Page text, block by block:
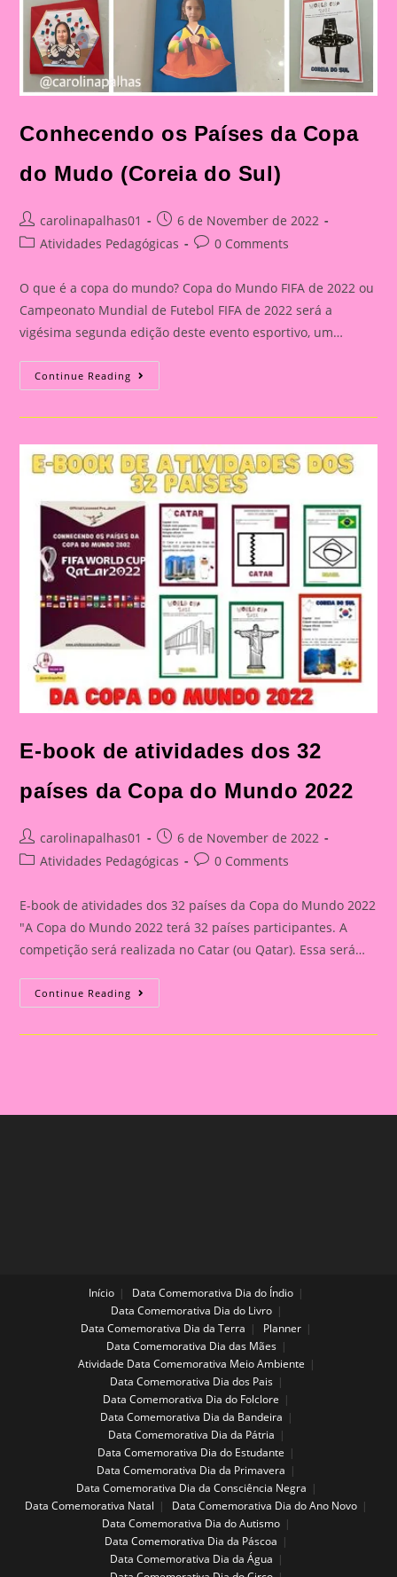
Conhecendo os Países da Copa
do Mudo (Coreia do Sul)
Post
author:
carolinapalhas01
Post
published:
6 de November de 2022
PostAtividades Pedagógicas
Post0 Comments
O que é a copa do mundo? Copa do Mundo FIFA de 2022 ou
Campeonato Mundial de Futebol FIFA de 2022 será a
vigésima segunda edição deste evento esportivo, um…
Continue Reading Conhecendo
Os
Da
Mudo
(Coreia
Do
Sul)
E-book de atividades dos 32
países da Copa do Mundo 2022
Post
author:
carolinapalhas01
Post
published:
6 de November de 2022
PostAtividades Pedagógicas
Post0 Comments
E-book de atividades dos 32 países da Copa do Mundo 2022
"A Copa do Mundo 2022 terá 32 países participantes. A
competição será realizada no Catar (ou Qatar). Essa será…
Continue Reading E-
Book
Atividades
Mundo
Início
Data Comemorativa Dia do Índio
Data Comemorativa Dia do Livro
Data Comemorativa Dia da Terra
Planner
Data Comemorativa Dia das Mães
Atividade Data Comemorativa Meio Ambiente
Data Comemorativa Dia dos Pais
Data Comemorativa Dia do Folclore
Data Comemorativa Dia da Bandeira
Data Comemorativa Dia da Pátria
Data Comemorativa Dia do Estudante
Data Comemorativa Dia da Primavera
Data Comemorativa Dia da Consciência Negra
Data Comemorativa Natal
Data Comemorativa Dia do Ano Novo
Data Comemorativa Dia do Autismo
Data Comemorativa Dia da Páscoa
Data Comemorativa Dia da Água